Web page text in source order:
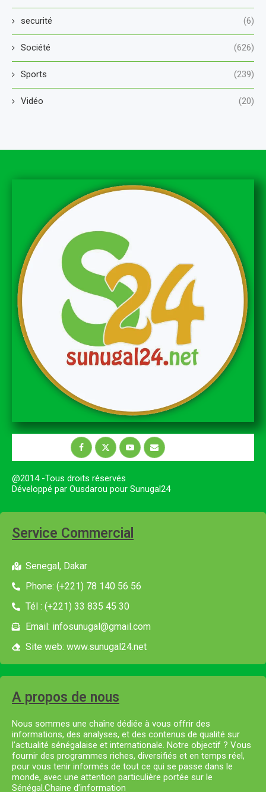
securité (6)
Société (626)
Sports (239)
Vidéo (20)
@2014 -Tous droits réservés
Développé par Ousdarou pour Sunugal24
Service Commercial
Senegal, Dakar
Phone: (+221) 78 140 56 56
Tél : (+221) 33 835 45 30
Email: infosunugal@gmail.com
Site web: www.sunugal24.net
A propos de nous
Nous sommes une chaîne dédiée à vous offrir des
informations, des analyses, et des contenus de qualité sur
l’actualité sénégalaise et internationale. Notre objectif ? Vous
fournir des programmes riches, diversifiés et en temps réel,
pour vous tenir informés de tout ce qui se passe dans le
monde, avec une attention particulière portée sur le
Sénégal.Chaine d’information